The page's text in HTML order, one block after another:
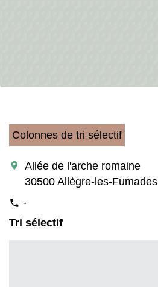
Colonnes de tri sélectif
location_on
Allée de l'arche romaine
30500 Allègre-les-Fumades
phone -
Tri sélectif